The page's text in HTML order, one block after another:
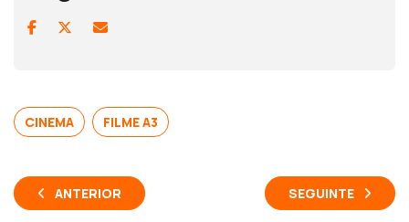
CINEMA FILME A3
ANTERIOR SEGUINTE